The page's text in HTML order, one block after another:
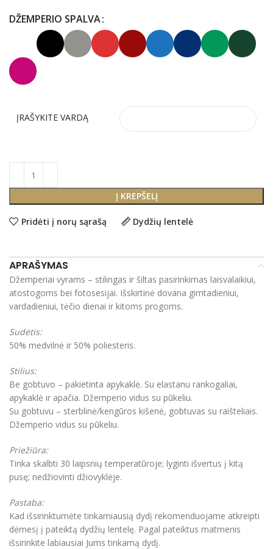
DŽEMPERIO SPALVA
ĮRAŠYKITE VARDĄ
Į KREPŠELĮ
Pridėti į norų sąrašą Dydžių lentelė
APRAŠYMAS
Džemperiai vyrams – stilingas ir šiltas pasirinkimas laisvalaikiui,
atostogoms bei fotosesijai. Išskirtinė dovana gimtadieniui,
vardadieniui, tėčio dienai ir kitoms progoms.
Sudėtis:
50% medvilnė ir 50% poliesteris.
Stilius:
Be gobtuvo – pakietinta apykaklė. Su elastanu rankogaliai,
apykaklė ir apačia. Džemperio vidus su pūkeliu.
Su gobtuvu – sterblinė/kengūros kišenė, gobtuvas su raišteliais.
Džemperio vidus su pūkeliu.
Priežiūra:
Tinka skalbti 30 laipsnių temperatūroje; lyginti išvertus į kitą
pusę; nedžiovinti džiovyklėje.
Pastaba:
Kad išsirinktumėte tinkamiausią dydį rekomenduojame atkreipti
dėmesį į pateiktą dydžių lentelę. Pagal pateiktus matmenis
išsirinkite labiausiai Jums tinkamą dydį.